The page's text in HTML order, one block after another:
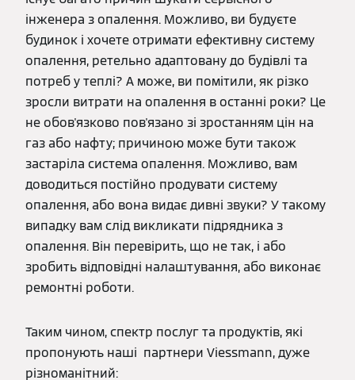
інженера з опалення. Можливо, ви будуєте
будинок і хочете отримати ефективну систему
опалення, ретельно адаптовану до будівлі та
потреб у теплі? А може, ви помітили, як різко
зросли витрати на опалення в останні роки? Це
не обов'язково пов'язано зі зростанням цін на
газ або нафту; причиною може бути також
застаріла система опалення. Можливо, вам
доводиться постійно продувати систему
опалення, або вона видає дивні звуки? У такому
випадку вам слід викликати підрядника з
опалення. Він перевірить, що не так, і або
зробить відповідні налаштування, або виконає
ремонтні роботи.
Таким чином, спектр послуг та продуктів, які
пропонують наші партнери Viessmann, дуже
різноманітний: